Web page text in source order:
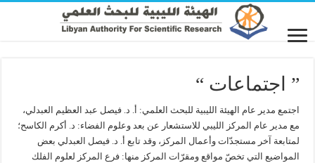
” اجتماعات “
اجتمع مدير عام الهيئة الليبية للبحث العلمي: أ. د. فيصل عبد العظيم العبدلي،
مع مدير عام المركز الليبي للاستشعار عن بعد وعلوم الفضاء: د. أكرم الكاسح؛
لمتابعة آخر مستجدّات وأعمال المركز، وقد تابع أ. د. فيصل العبدلي بعض
المواضيع التي تخصّ مواقع ومقرّات المركز منها: فرع المركز لعلوم الفلك